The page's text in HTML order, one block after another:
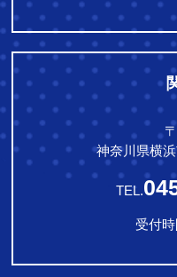
神奈川県横
TEL.
受付